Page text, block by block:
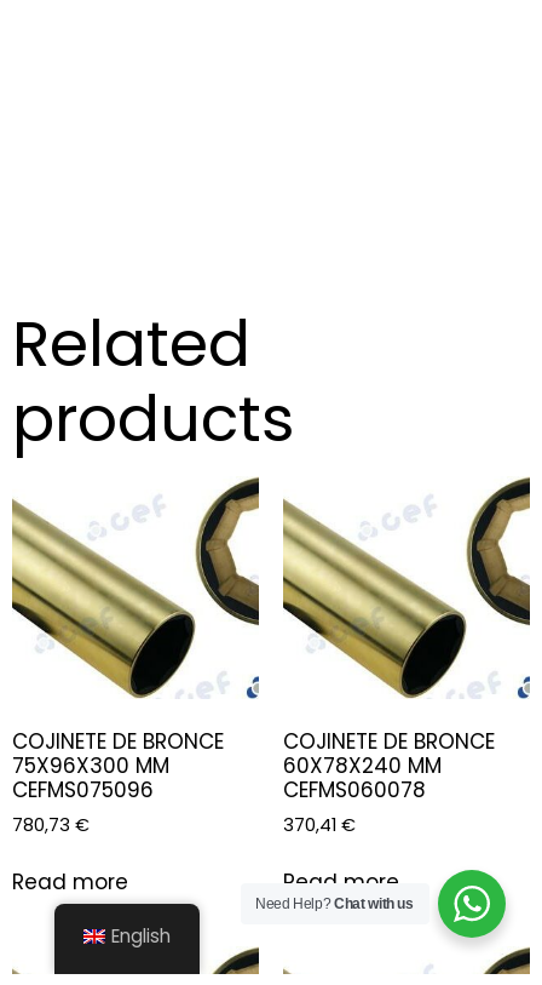
Related
products
COJINETE DE BRONCE
75X96X300 MM
CEFMS075096
780,73 €
Read more
COJINETE DE BRONCE
60X78X240 MM
CEFMS060078
370,41 €
Read more
English
Need Help?Chat with us